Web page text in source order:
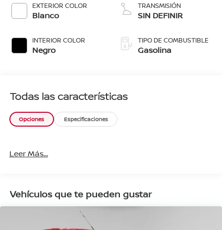
EXTERIOR COLOR
Blanco
INTERIOR COLOR
Negro
TRANSMISIÓN
SIN DEFINIR
TIPO DE COMBUSTIBLE
Gasolina
Todas las características
Opciones Especificaciones
Leer Más...
Vehículos que te pueden gustar